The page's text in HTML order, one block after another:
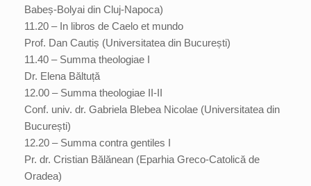
Babeș-Bolyai din Cluj-Napoca)
11.20 – In libros de Caelo et mundo
Prof. Dan Cautiș (Universitatea din București)
11.40 – Summa theologiae I
Dr. Elena Băltuță
12.00 – Summa theologiae II-II
Conf. univ. dr. Gabriela Blebea Nicolae (Universitatea din
București)
12.20 – Summa contra gentiles I
Pr. dr. Cristian Bălănean (Eparhia Greco-Catolică de
Oradea)